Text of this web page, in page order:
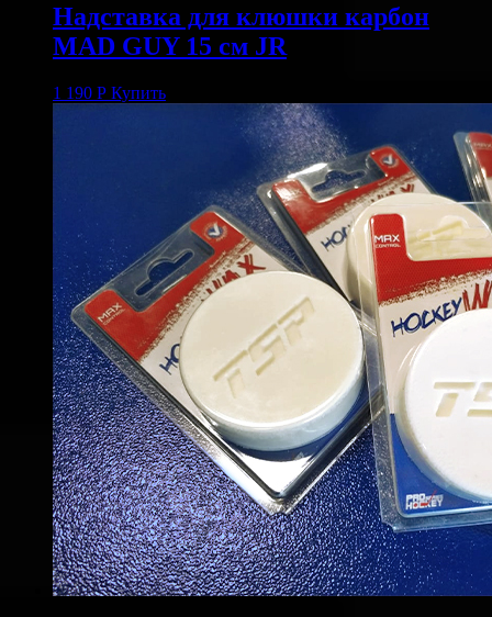
Надставка для клюшки карбон
MAD GUY 15 см JR
1 190 Р Купить